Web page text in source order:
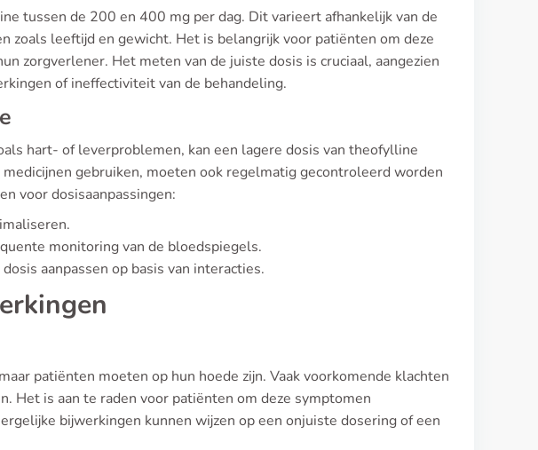
tussen de 200 en 400 mg per dag. Dit varieert afhankelijk van de
zoals leeftijd en gewicht. Het is belangrijk voor patiënten om deze
zorgverlener. Het meten van de juiste dosis is cruciaal, aangezien
of ineffectiviteit van de behandeling.
hart- of leverproblemen, kan een lagere dosis van theofylline
gebruiken, moeten ook regelmatig gecontroleerd worden
voor dosisaanpassingen:
monitoring van de bloedspiegels.
aanpassen op basis van interacties.
patiënten moeten op hun hoede zijn. Vaak voorkomende klachten
Het is aan te raden voor patiënten om deze symptomen
bijwerkingen kunnen wijzen op een onjuiste dosering of een